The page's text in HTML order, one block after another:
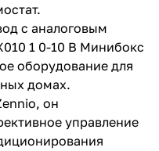
с аналоговым
1 0-10 В Минибокс
оборудование для
домах.
он
управление